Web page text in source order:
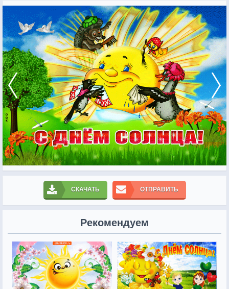
СКАЧАТЬ ОТПРАВИТЬ
Рекомендуем